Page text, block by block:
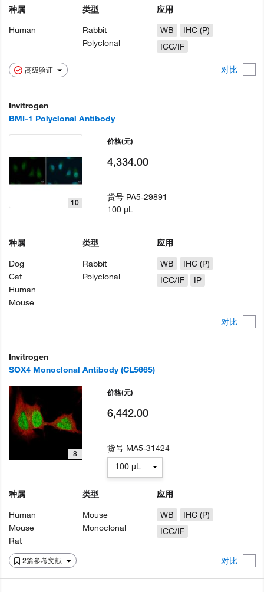
高级验证 对比
种属
Human
类型
Rabbit
Polyclonal
应用
WB
IHC (P)
ICC/IF
Invitrogen
BMI-1 Polyclonal Antibody
对比
10
种属
Dog
Cat
Human
Mouse
类型
Rabbit
Polyclonal
应用
WB
IHC (P)
ICC/IF
IP
价格(元)
4,334.00
货号 PA5-29891
100 µL
Invitrogen
SOX4 Monoclonal Antibody (CL5665)
2篇参考文献 对比
8
种属
Human
Mouse
Rat
类型
Mouse
Monoclonal
应用
WB
IHC (P)
ICC/IF
价格(元)
6,442.00
货号 MA5-31424
100 µL